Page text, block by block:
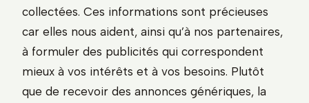
collectées. Ces informations sont précieuses
car elles nous aident, ainsi qu’à nos partenaires,
à formuler des publicités qui correspondent
mieux à vos intérêts et à vos besoins. Plutôt
que de recevoir des annonces génériques, la